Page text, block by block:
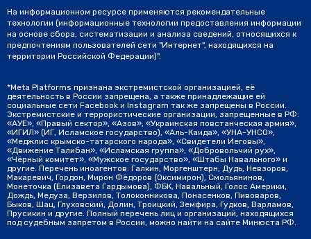
На информационном ресурсе применяются рекомендательные
технологии (информационные технологии предоставления информации
на основе сбора, систематизации и анализа сведений, относящихся к
предпочтениям пользователей сети "Интернет", находящихся на
территории Российской Федерации)".
*Meta Platforms признана экстремистской организацией, её
деятельность в России запрещена, а также принадлежащие ей
социальные сети Facebook и Instagram так же запрещены в России.
Экстремистские и террористические организации, запрещенные в РФ:
«АУЕ», «Правый сектор», «Азов», «Украинская повстанческая армия»,
«ИГИЛ» (ИГ, Исламское государство), «Аль-Каида», «УНА-УНСО»,
«Меджлис крымско-татарского народа», «Свидетели Иеговы»,
«Движение Талибан», «Исламская группа», «Добровольчий рух»,
«Чёрный комитет», «Мужское государство», «Штабы Навального» и
другие. Перечень иноагентов: Галкин, Моргенштерн, Дудь, Невзоров,
Макаревич, Гордон, Мирон Фёдоров (Оксимирон), Смольянинов,
Монеточка (Елизавета Гардымова), ФБК, Навальный, Голос Америки,
Дождь, Медуза, Верзилов, Толоконникова, Понасенков, Пивоваров,
Быков, Шац, Глуховский, Долин, Троицкий, Земфира, Гудков, Варламов,
Прусикин и другие. Полный перечень лиц и организаций, находящихся
под судебным запретом в России, можно найти на сайте Минюста РФ.